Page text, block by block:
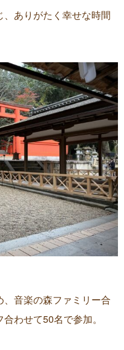
ありがたく幸せな時間
音楽の森ファミリー合
わせて50名で参加。